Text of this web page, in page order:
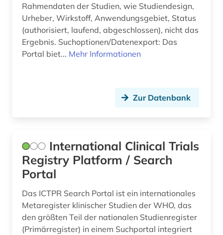
Rahmendaten der Studien, wie Studiendesign,
Urheber, Wirkstoff, Anwendungsgebiet, Status
(authorisiert, laufend, abgeschlossen), nicht das
Ergebnis. Suchoptionen/Datenexport: Das
Portal biet... Mehr Informationen
Zur Datenbank
International Clinical Trials
Registry Platform / Search
Portal
Das ICTPR Search Portal ist ein internationales
Metaregister klinischer Studien der WHO, das
den größten Teil der nationalen Studienregister
(Primärregister) in einem Suchportal integriert